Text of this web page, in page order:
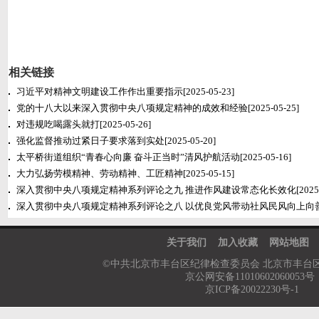
相关链接
习近平对精神文明建设工作作出重要指示[2025-05-23]
党的十八大以来深入贯彻中央八项规定精神的成效和经验[2025-05-25]
对违规吃喝露头就打[2025-05-26]
强化监督推动过紧日子要求落到实处[2025-05-20]
太平桥街道组织“青春心向廉 奋斗正当时”清风护航活动[2025-05-16]
大力弘扬劳模精神、劳动精神、工匠精神[2025-05-15]
深入贯彻中央八项规定精神系列评论之九 推进作风建设常态化长效化
深入贯彻中央八项规定精神系列评论之八 以优良党风带动社风民风向上向